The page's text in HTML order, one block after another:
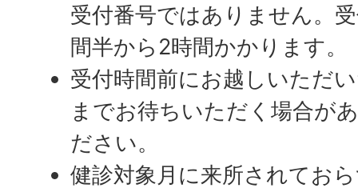
受付番号ではありません。
間半から2時間かかります。
受付時間前にお越しいただ
までお待ちいただく場合が
ださい。
健診対象月に来所されてお